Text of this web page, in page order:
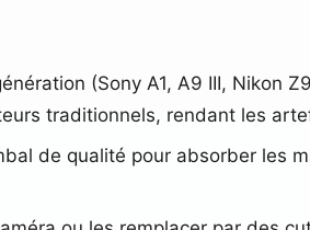
(Sony A1, A9 III, Nikon
traditionnels, rendant les
de qualité pour absorber les